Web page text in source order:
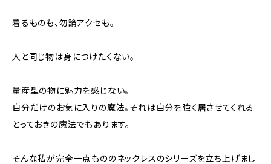
着るものも、勿論アクセも。
人と同じ物は身につけたくない。
量産型の物に魅力を感じない。
自分だけのお気に入りの魔法。それは自分を強く居させてくれる
とっておきの魔法でもあります。
そんな私が完全一点もののネックレスのシリーズを立ち上げまし